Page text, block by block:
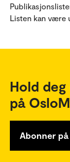
Listen kan være
Hold
på
Abonner